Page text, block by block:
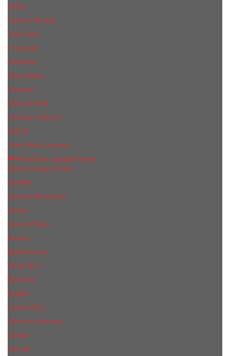
Sisley
Tiziana Terenzi
Tom Ford
Trussardi
Valentino
Vera Wang
Versace
Viktor & Rolf
Victoria s Secret
Xerjoff
Yves Saint Laurent
Мужская парфюмерия
Abercrombie & Fitch
Annifen
Antonio Banderas
Armaf
Armand Basi
Azzaro
Baldessarini
Bond № 9
Burberry
Bvlgari
Calvin Klein
Carolina Herrera
Cartier
Cerruti